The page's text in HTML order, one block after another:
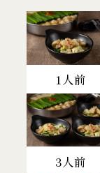
1人前
3人前